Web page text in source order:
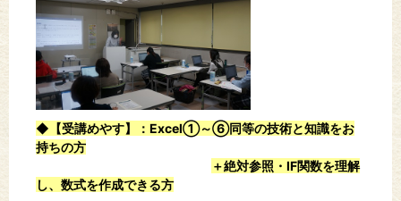
◆【受講めやす】
：Excel①～⑥同等の技術と知識をお
持ちの方
＋絶対参照・IF関数を理解
し、数式を作成できる方